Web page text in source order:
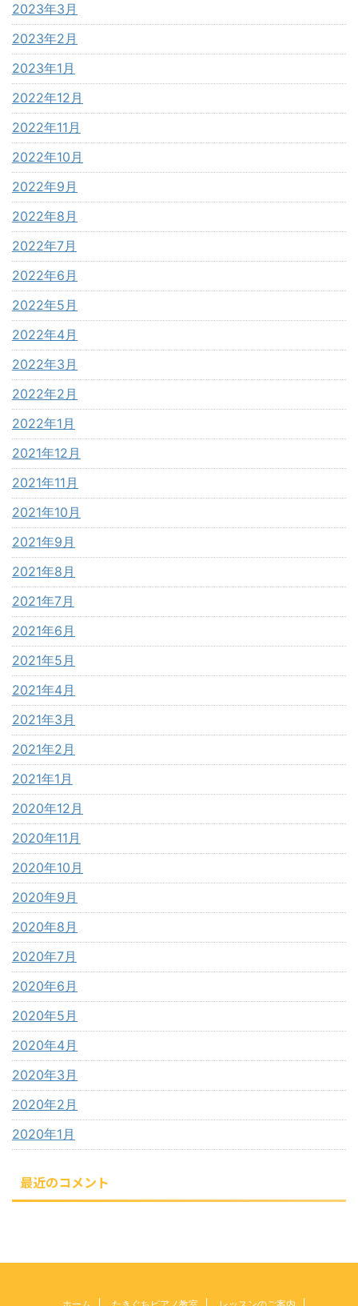
2023年3月
2023年2月
2023年1月
2022年12月
2022年11月
2022年10月
2022年9月
2022年8月
2022年7月
2022年6月
2022年5月
2022年4月
2022年3月
2022年2月
2022年1月
2021年12月
2021年11月
2021年10月
2021年9月
2021年8月
2021年7月
2021年6月
2021年5月
2021年4月
2021年3月
2021年2月
2021年1月
2020年12月
2020年11月
2020年10月
2020年9月
2020年8月
2020年7月
2020年6月
2020年5月
2020年4月
2020年3月
2020年2月
2020年1月
最近のコメント